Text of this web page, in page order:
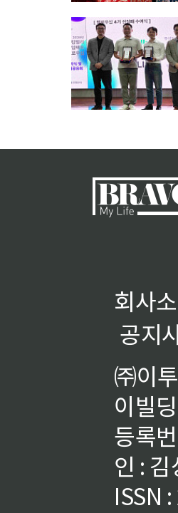
회사
공지
㈜이
이빌
등록
인 :
ISSN